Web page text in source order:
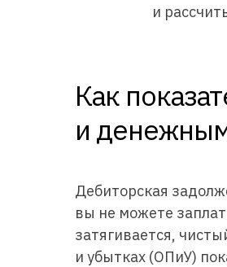
и
Как
и
Дебиторская
вы не можете
затягивается,
и убытках (ОПиУ)